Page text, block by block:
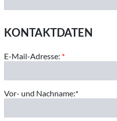
KONTAKTDATEN
E-Mail-Adresse: *
Vor- und Nachname:*